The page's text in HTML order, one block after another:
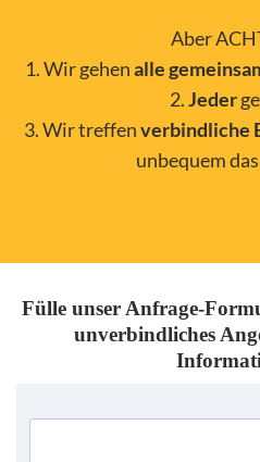
Aber
1. Wir gehenalle
2.Jeder
3. Wir treffenverbindliche
unbequem
Fülle unser Anfrage-
unverbindliches